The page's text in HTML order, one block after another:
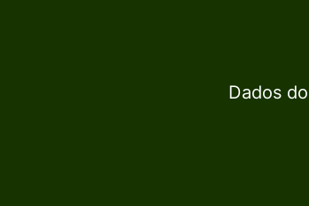
Dados